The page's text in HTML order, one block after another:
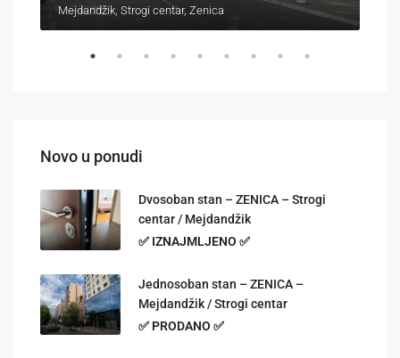
Mejdandžik, Strogi centar, Zenica
Novo u ponudi
Dvosoban stan – ZENICA – Strogi
centar / Mejdandžik
✅ IZNAJMLJENO ✅
Jednosoban stan – ZENICA –
Mejdandžik / Strogi centar
✅ PRODANO ✅